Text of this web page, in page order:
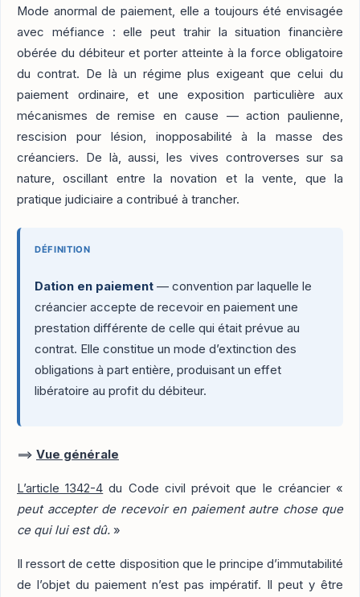
Mode anormal de paiement, elle a toujours été envisagée
avec méfiance : elle peut trahir la situation financière
obérée du débiteur et porter atteinte à la force obligatoire
du contrat. De là un régime plus exigeant que celui du
paiement ordinaire, et une exposition particulière aux
mécanismes de remise en cause — action paulienne,
rescision pour lésion, inopposabilité à la masse des
créanciers. De là, aussi, les vives controverses sur sa
nature, oscillant entre la novation et la vente, que la
pratique judiciaire a contribué à trancher.
DÉFINITION
Dation en paiement — convention par laquelle le
créancier accepte de recevoir en paiement une
prestation différente de celle qui était prévue au
contrat. Elle constitue un mode d’extinction des
obligations à part entière, produisant un effet
libératoire au profit du débiteur.
==> Vue générale
L’article 1342-4 du Code civil prévoit que le créancier «
peut accepter de recevoir en paiement autre chose que
ce qui lui est dû. »
Il ressort de cette disposition que le principe d’immutabilité
de l’objet du paiement n’est pas impératif. Il peut y être